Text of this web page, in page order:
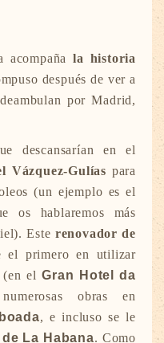
acompañala historia
después de ver a
por Madrid,
descansarían en el
Vázquez-Gulías para
(un ejemplo es el
os hablaremos más
Este renovador de
el primero en utilizar
(en elGran Hotel da
obras en
, e incluso se le
La Habana. Como